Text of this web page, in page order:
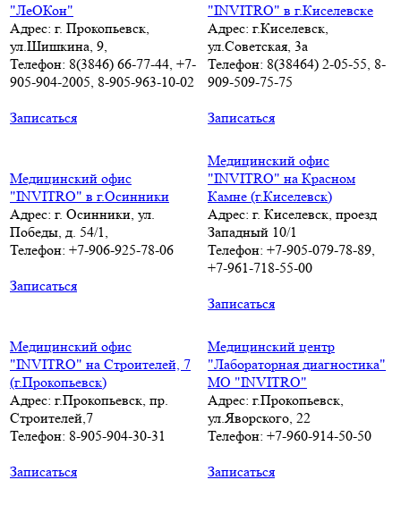
"ЛеОКон"
Адрес: г. Прокопьевск,
ул.Шишкина, 9,
Телефон: 8(3846) 66-77-44, +7-
905-904-2005, 8-905-963-10-02
Записаться
"INVITRO" в г.Киселевске
Адрес: г.Киселевск,
ул.Советская, 3а
Телефон: 8(38464) 2-05-55, 8-
909-509-75-75
Записаться
Медицинский офис
"INVITRO" в г.Осинники
Адрес: г. Осинники, ул.
Победы, д. 54/1,
Телефон: +7-906-925-78-06
Записаться
Медицинский офис
"INVITRO" на Красном
Камне (г.Киселевск)
Адрес: г. Киселевск, проезд
Западный 10/1
Телефон: +7-905-079-78-89,
+7-961-718-55-00
Записаться
Медицинский офис
"INVITRO" на Строителей, 7
(г.Прокопьевск)
Адрес: г.Прокопьевск, пр.
Строителей,7
Телефон: 8-905-904-30-31
Записаться
Медицинский центр
"Лабораторная диагностика"
МО "INVITRO"
Адрес: г.Прокопьевск,
ул.Яворского, 22
Телефон: +7-960-914-50-50
Записаться